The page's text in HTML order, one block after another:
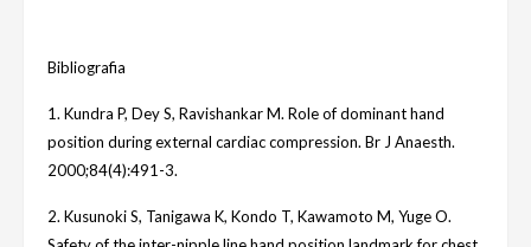
Bibliografia
1. Kundra P, Dey S, Ravishankar M. Role of dominant hand
position during external cardiac compression. Br J Anaesth.
2000;84(4):491-3.
2. Kusunoki S, Tanigawa K, Kondo T, Kawamoto M, Yuge O.